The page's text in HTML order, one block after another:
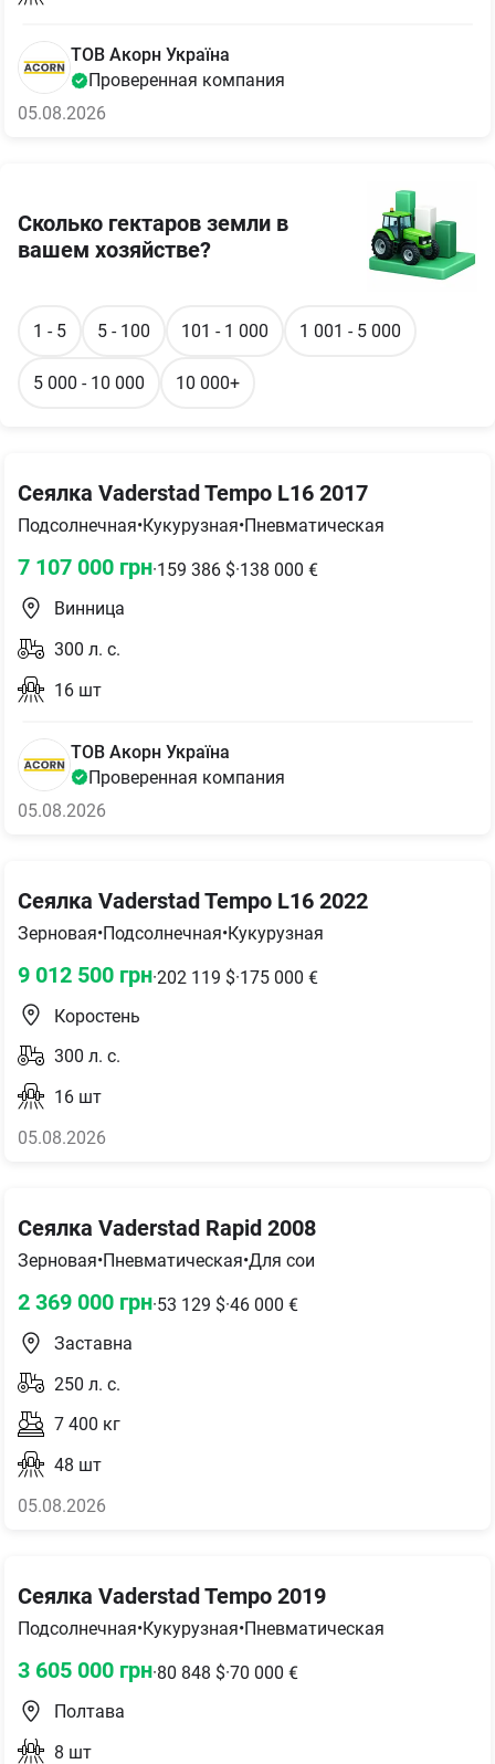
ТОВ Акорн Україна
Проверенная компания
05.08.2026
Сеялка Vaderstad Tempo L16 2017
Подсолнечная•Кукурузная•Пневматическая
7 107 000 грн·159 386 $·138 000 €
Винница
300 л. с.
16 шт
ТОВ Акорн Україна
Проверенная компания
05.08.2026
Сеялка Vaderstad Tempo L16 2022
Зерновая•Подсолнечная•Кукурузная
9 012 500 грн·202 119 $·175 000 €
Коростень
300 л. с.
16 шт
05.08.2026
Сеялка Vaderstad Rapid 2008
Зерновая•Пневматическая•Для сои
2 369 000 грн·53 129 $·46 000 €
Заставна
250 л. с.
7 400 кг
48 шт
05.08.2026
Сеялка Vaderstad Tempo 2019
Подсолнечная•Кукурузная•Пневматическая
3 605 000 грн·80 848 $·70 000 €
Полтава
8 шт
Сколько гектаров земли в
вашем хозяйстве?
1 - 5 5 - 100 101 - 1 000 1 001 - 5 000
5 000 - 10 000 10 000+